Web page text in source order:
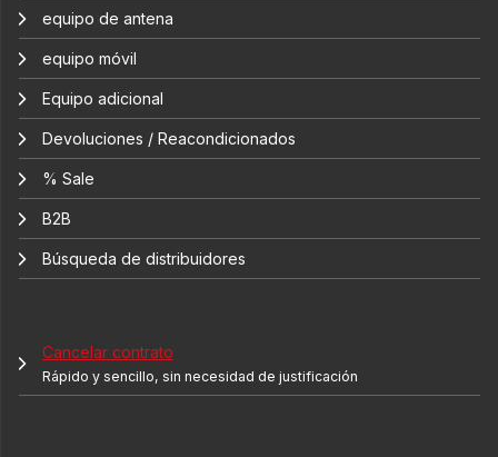
equipo de antena
equipo móvil
Equipo adicional
Devoluciones / Reacondicionados
% Sale
B2B
Búsqueda de distribuidores
Cancelar contrato
Rápido y sencillo, sin necesidad de justificación